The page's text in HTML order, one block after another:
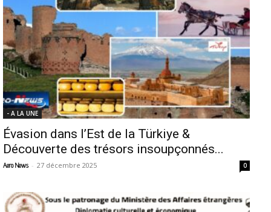
- A LA UNE
Évasion dans l’Est de la Türkiye &
Découverte des trésors insoupçonnés...
Aero News - 27 décembre 2025 0